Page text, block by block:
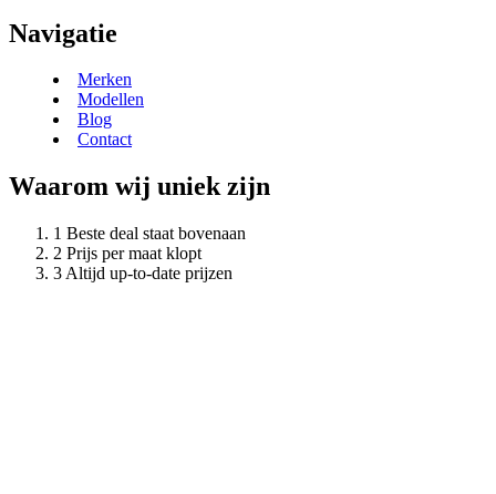
Navigatie
Merken
Modellen
Blog
Contact
Waarom wij uniek zijn
Beste deal staat bovenaan
Prijs per maat klopt
Altijd up-to-date prijzen